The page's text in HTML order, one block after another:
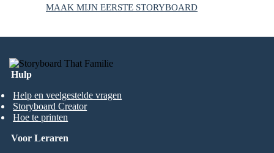
MAAK MIJN EERSTE STORYBOARD
Hulp
Help en veelgestelde vragen
Storyboard Creator
Hoe te printen
Voor Leraren